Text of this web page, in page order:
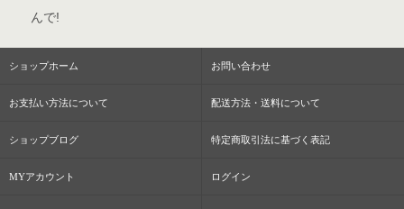
んで!
ショップホーム お問い合わせ
お支払い方法について 配送方法・送料について
ショップブログ 特定商取引法に基づく表記
MYアカウント ログイン